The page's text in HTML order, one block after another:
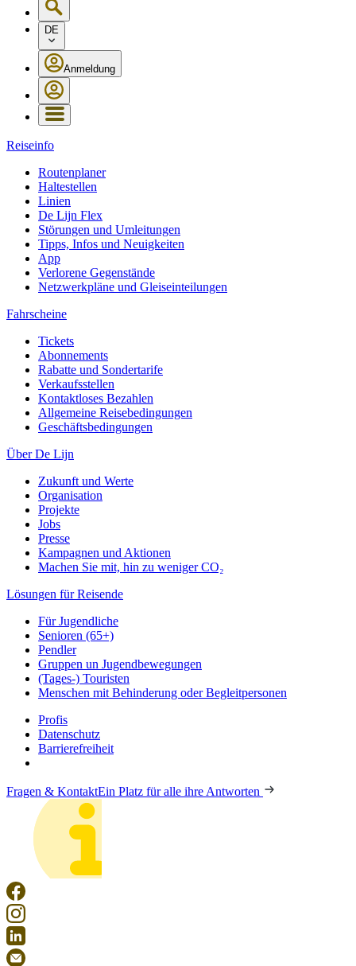
DE
Anmeldung
Reiseinfo
Routenplaner
Haltestellen
Linien
De Lijn Flex
Störungen und Umleitungen
Tipps, Infos und Neuigkeiten
App
Verlorene Gegenstände
Netzwerkpläne und Gleiseinteilungen
Fahrscheine
Tickets
Abonnements
Rabatte und Sondertarife
Verkaufsstellen
Kontaktloses Bezahlen
Allgemeine Reisebedingungen
Geschäftsbedingungen
Über De Lijn
Zukunft und Werte
Organisation
Projekte
Jobs
Presse
Kampagnen und Aktionen
Machen Sie mit, hin zu weniger CO₂
Lösungen für Reisende
Für Jugendliche
Senioren (65+)
Pendler
Gruppen un Jugendbewegungen
(Tages-) Touristen
Menschen mit Behinderung oder Begleitpersonen
Profis
Datenschutz
Barrierefreiheit
Fragen & KontaktEin Platz für alle ihre Antworten